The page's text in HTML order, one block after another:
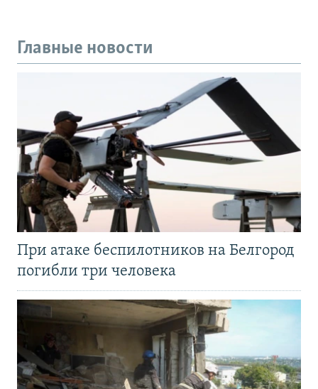
Главные новости
При атаке беспилотников на Белгород
погибли три человека